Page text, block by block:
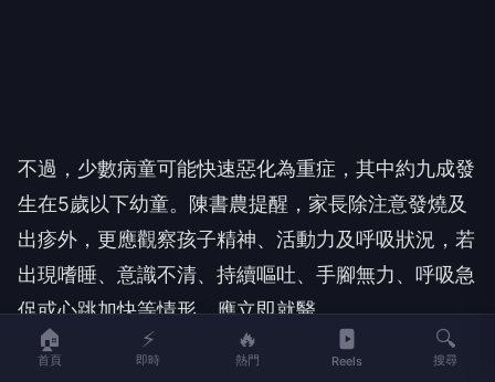
不過，少數病童可能快速惡化為重症，其中約九成發
生在5歲以下幼童。陳書農提醒，家長除注意發燒及
出疹外，更應觀察孩子精神、活動力及呼吸狀況，若
出現嗜睡、意識不清、持續嘔吐、手腳無力、呼吸急
促或心跳加快等情形，應立即就醫。
他特別提醒，「肌抽躍」是腸病毒重症的重要前兆，
🏠
首頁
⚡
即時
🔥
熱門 Reels
🔍
搜尋